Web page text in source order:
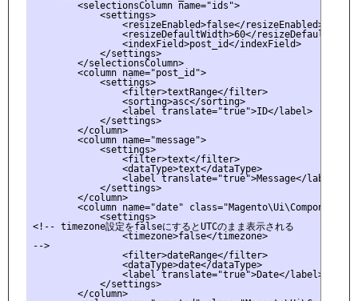
        <selectionsColumn name="ids">
            <settings>
                <resizeEnabled>false</resizeEnabled>
<resizeDefaultWidth>60</
                <indexField>post_id</indexField>
            </settings>
        </selectionsColumn>
        <column name="post_id">
            <settings>
                <filter>textRange</filter>
                <sorting>asc</sorting>
                <label translate="true">ID</label>
            </settings>
        </column>
        <column name="message">
            <settings>
                <filter>text</filter>
                <dataType>text</dataType>
                <label translate="true">Message</label>
            </settings>
        </column>
<column name="date"
            <settings>
<!-- timezone設定をfalseにするとUTCのまま表示される
                <timezone>false</timezone>
-->
                <filter>dateRange</filter>
                <dataType>date</dataType>
                <label translate="true">Date</label>
            </settings>
        </column>